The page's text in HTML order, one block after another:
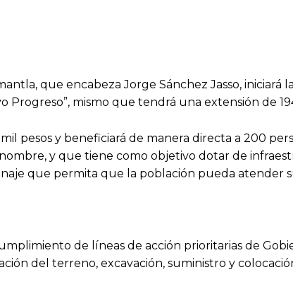
que encabeza Jorge Sánchez Jasso, iniciará
Progreso”, mismo que tendrá una extensión de
pesos y beneficiará de manera directa a 200
y que tiene como objetivo dotar de
que permita que la población pueda atender
de líneas de acción prioritarias de
del terreno, excavación, suministro y